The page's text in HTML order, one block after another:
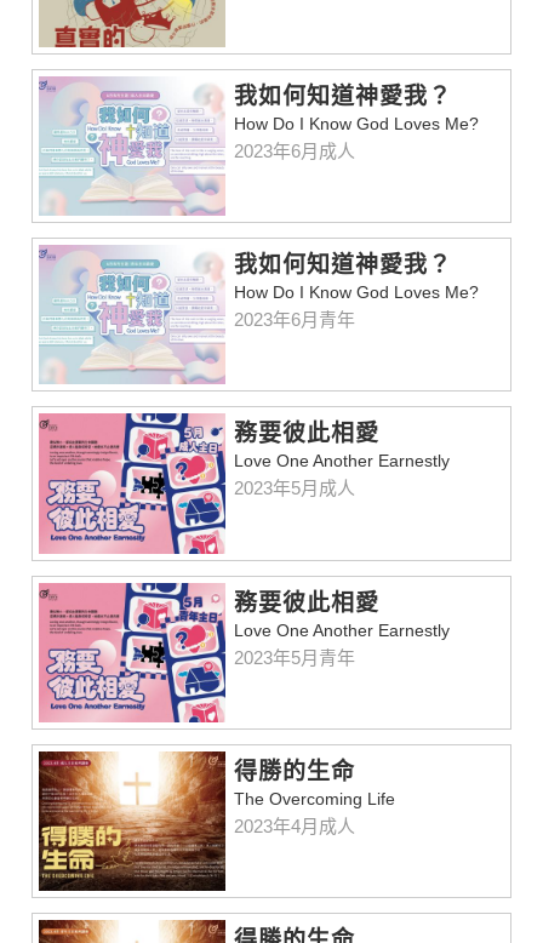
我如何知道神愛我？
How Do I Know God Loves Me?
2023年6月成人
我如何知道神愛我？
How Do I Know God Loves Me?
2023年6月青年
務要彼此相愛
Love One Another Earnestly
2023年5月成人
務要彼此相愛
Love One Another Earnestly
2023年5月青年
得勝的生命
The Overcoming Life
2023年4月成人